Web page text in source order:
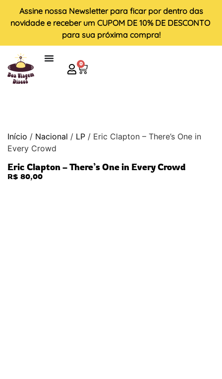
Assine nossa Newsletter para ficar por dentro das
novidade e receber um CUPOM DE 10% DE DESCONTO
para sua próxima compra!
0
Início / Nacional / LP / Eric Clapton – There’s One in
Every Crowd
Eric Clapton – There’s One in Every Crowd
R$ 80,00